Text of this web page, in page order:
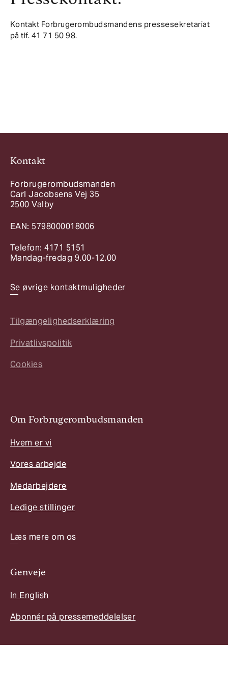
Kontakt Forbrugerombudsmandens pressesekretariat
på tlf. 41 71 50 98.
Kontakt
Forbrugerombudsmanden
Carl Jacobsens Vej 35
2500 Valby
EAN: 5798000018006
Telefon: 4171 5151
Mandag-fredag 9.00-12.00
Se øvrige kontaktmuligheder
Tilgængelighedserklæring
Privatlivspolitik
Cookies
Om Forbrugerombudsmanden
Hvem er vi
Vores arbejde
Medarbejdere
Ledige stillinger
Læs mere om os
Genveje
In English
Abonnér på pressemeddelelser